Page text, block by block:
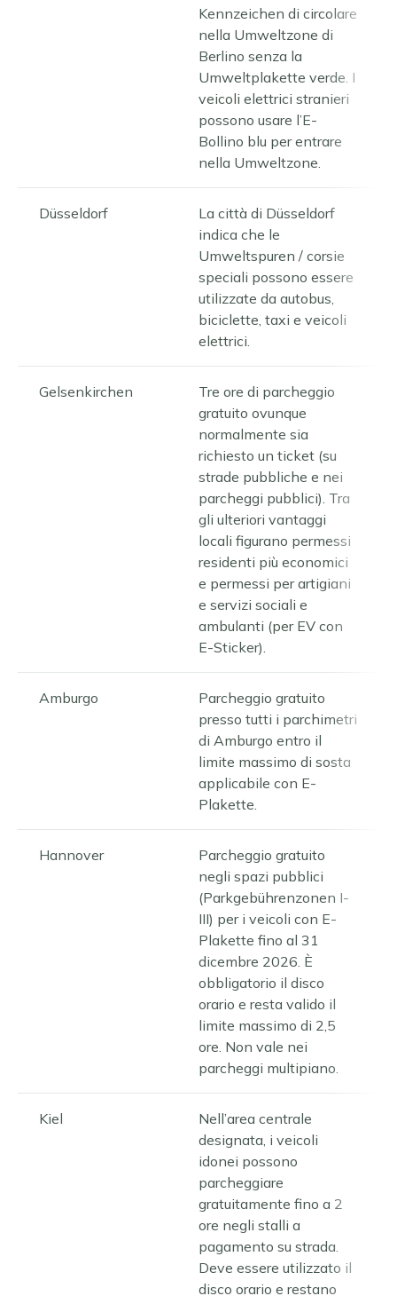
Kennzeichen di circolare
nella Umweltzone di
Berlino senza la
Umweltplakette verde. I
veicoli elettrici stranieri
possono usare l’E-
Bollino blu per entrare
nella Umweltzone.
Düsseldorf
La città di Düsseldorf
indica che le
Umweltspuren / corsie
speciali possono essere
utilizzate da autobus,
biciclette, taxi e veicoli
elettrici.
Gelsenkirchen
Tre ore di parcheggio
gratuito ovunque
normalmente sia
richiesto un ticket (su
strade pubbliche e nei
parcheggi pubblici). Tra
gli ulteriori vantaggi
locali figurano permessi
residenti più economici
e permessi per artigiani
e servizi sociali e
ambulanti (per EV con
E-Sticker).
Amburgo
Parcheggio gratuito
presso tutti i parchimetri
di Amburgo entro il
limite massimo di sosta
applicabile con E-
Plakette.
Hannover
Parcheggio gratuito
negli spazi pubblici
(Parkgebührenzonen I-
III) per i veicoli con E-
Plakette fino al 31
dicembre 2026. È
obbligatorio il disco
orario e resta valido il
limite massimo di 2,5
ore. Non vale nei
parcheggi multipiano.
Kiel
Nell’area centrale
designata, i veicoli
idonei possono
parcheggiare
gratuitamente fino a 2
ore negli stalli a
pagamento su strada.
Deve essere utilizzato il
disco orario e restano